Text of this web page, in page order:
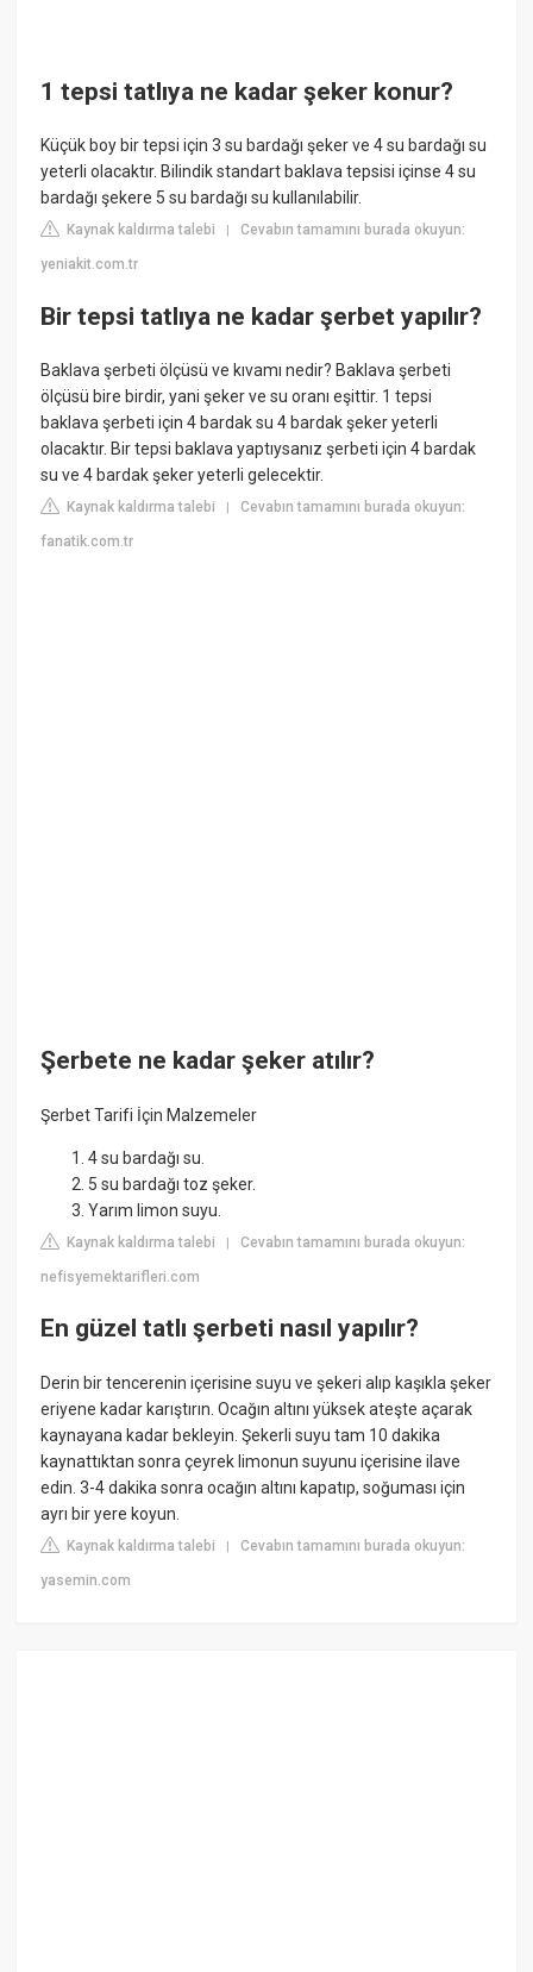
1 tepsi tatlıya ne kadar şeker konur?
Küçük boy bir tepsi için 3 su bardağı şeker ve 4 su bardağı su
yeterli olacaktır. Bilindik standart baklava tepsisi içinse 4 su
bardağı şekere 5 su bardağı su kullanılabilir.
Kaynak kaldırma talebi |Cevabın tamamını burada okuyun:
yeniakit.com.tr
Bir tepsi tatlıya ne kadar şerbet yapılır?
Baklava şerbeti ölçüsü ve kıvamı nedir? Baklava şerbeti
ölçüsü bire birdir, yani şeker ve su oranı eşittir. 1 tepsi
baklava şerbeti için 4 bardak su 4 bardak şeker yeterli
olacaktır. Bir tepsi baklava yaptıysanız şerbeti için 4 bardak
su ve 4 bardak şeker yeterli gelecektir.
Kaynak kaldırma talebi |Cevabın tamamını burada okuyun:
fanatik.com.tr
Şerbete ne kadar şeker atılır?
Şerbet Tarifi İçin Malzemeler
4 su bardağı su.
5 su bardağı toz şeker.
Yarım limon suyu.
Kaynak kaldırma talebi |Cevabın tamamını burada okuyun:
nefisyemektarifleri.com
En güzel tatlı şerbeti nasıl yapılır?
Derin bir tencerenin içerisine suyu ve şekeri alıp kaşıkla şeker
eriyene kadar karıştırın. Ocağın altını yüksek ateşte açarak
kaynayana kadar bekleyin. Şekerli suyu tam 10 dakika
kaynattıktan sonra çeyrek limonun suyunu içerisine ilave
edin. 3-4 dakika sonra ocağın altını kapatıp, soğuması için
ayrı bir yere koyun.
Kaynak kaldırma talebi |Cevabın tamamını burada okuyun:
yasemin.com